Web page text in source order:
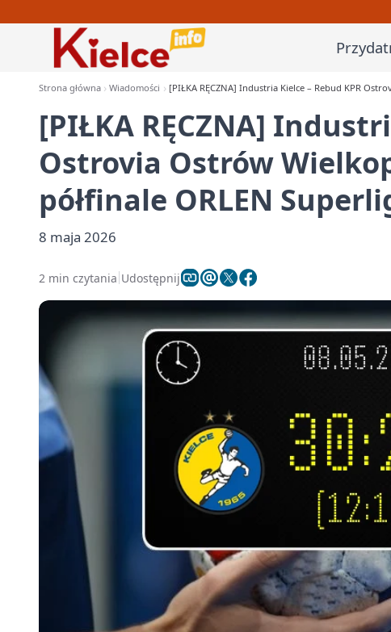
Strona główna Wiadomości [PIŁKA RĘCZNA] Industria Kielce – Rebud KPR
[PIŁKA RĘCZNA]
Ostrovia Ostrów
półfinale ORLEN
8 maja 2026
2 min czytania Udostępnij